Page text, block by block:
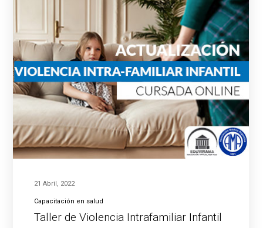
21 Abril, 2022
Capacitación en salud
Taller de Violencia Intrafamiliar Infantil